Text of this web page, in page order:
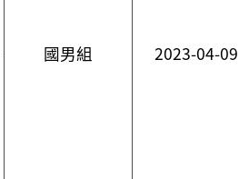
國男組 2023-04-09